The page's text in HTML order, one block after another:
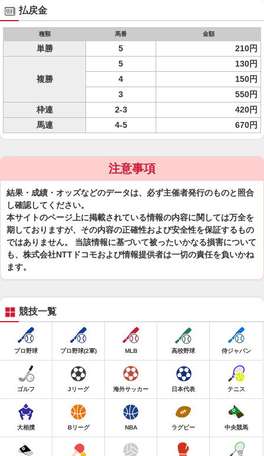
払戻金
種類 馬番 金額
単勝 5 210円
複勝
5
130円
4
150円
3
550円
枠連
2-3
420円
馬連
4-5 670円
注意事項
結果・成績・オッズなどのデータは、必ず主催者発行のものと照合
し確認してください。
本サイトのページ上に掲載されている情報の内容に関しては万全を
期しておりますが、その内容の正確性および安全性を保証するもの
ではありません。 当該情報に基づいて被ったいかなる損害について
も、株式会社NTTドコモおよび情報提供者は一切の責任を負いかね
ます。
競技一覧
プロ野球 プロ野球(2軍) MLB 高校野球 侍ジャパン
ゴルフ Jリーグ 海外サッカー 日本代表 テニス
大相撲 Bリーグ NBA ラグビー 中央競馬